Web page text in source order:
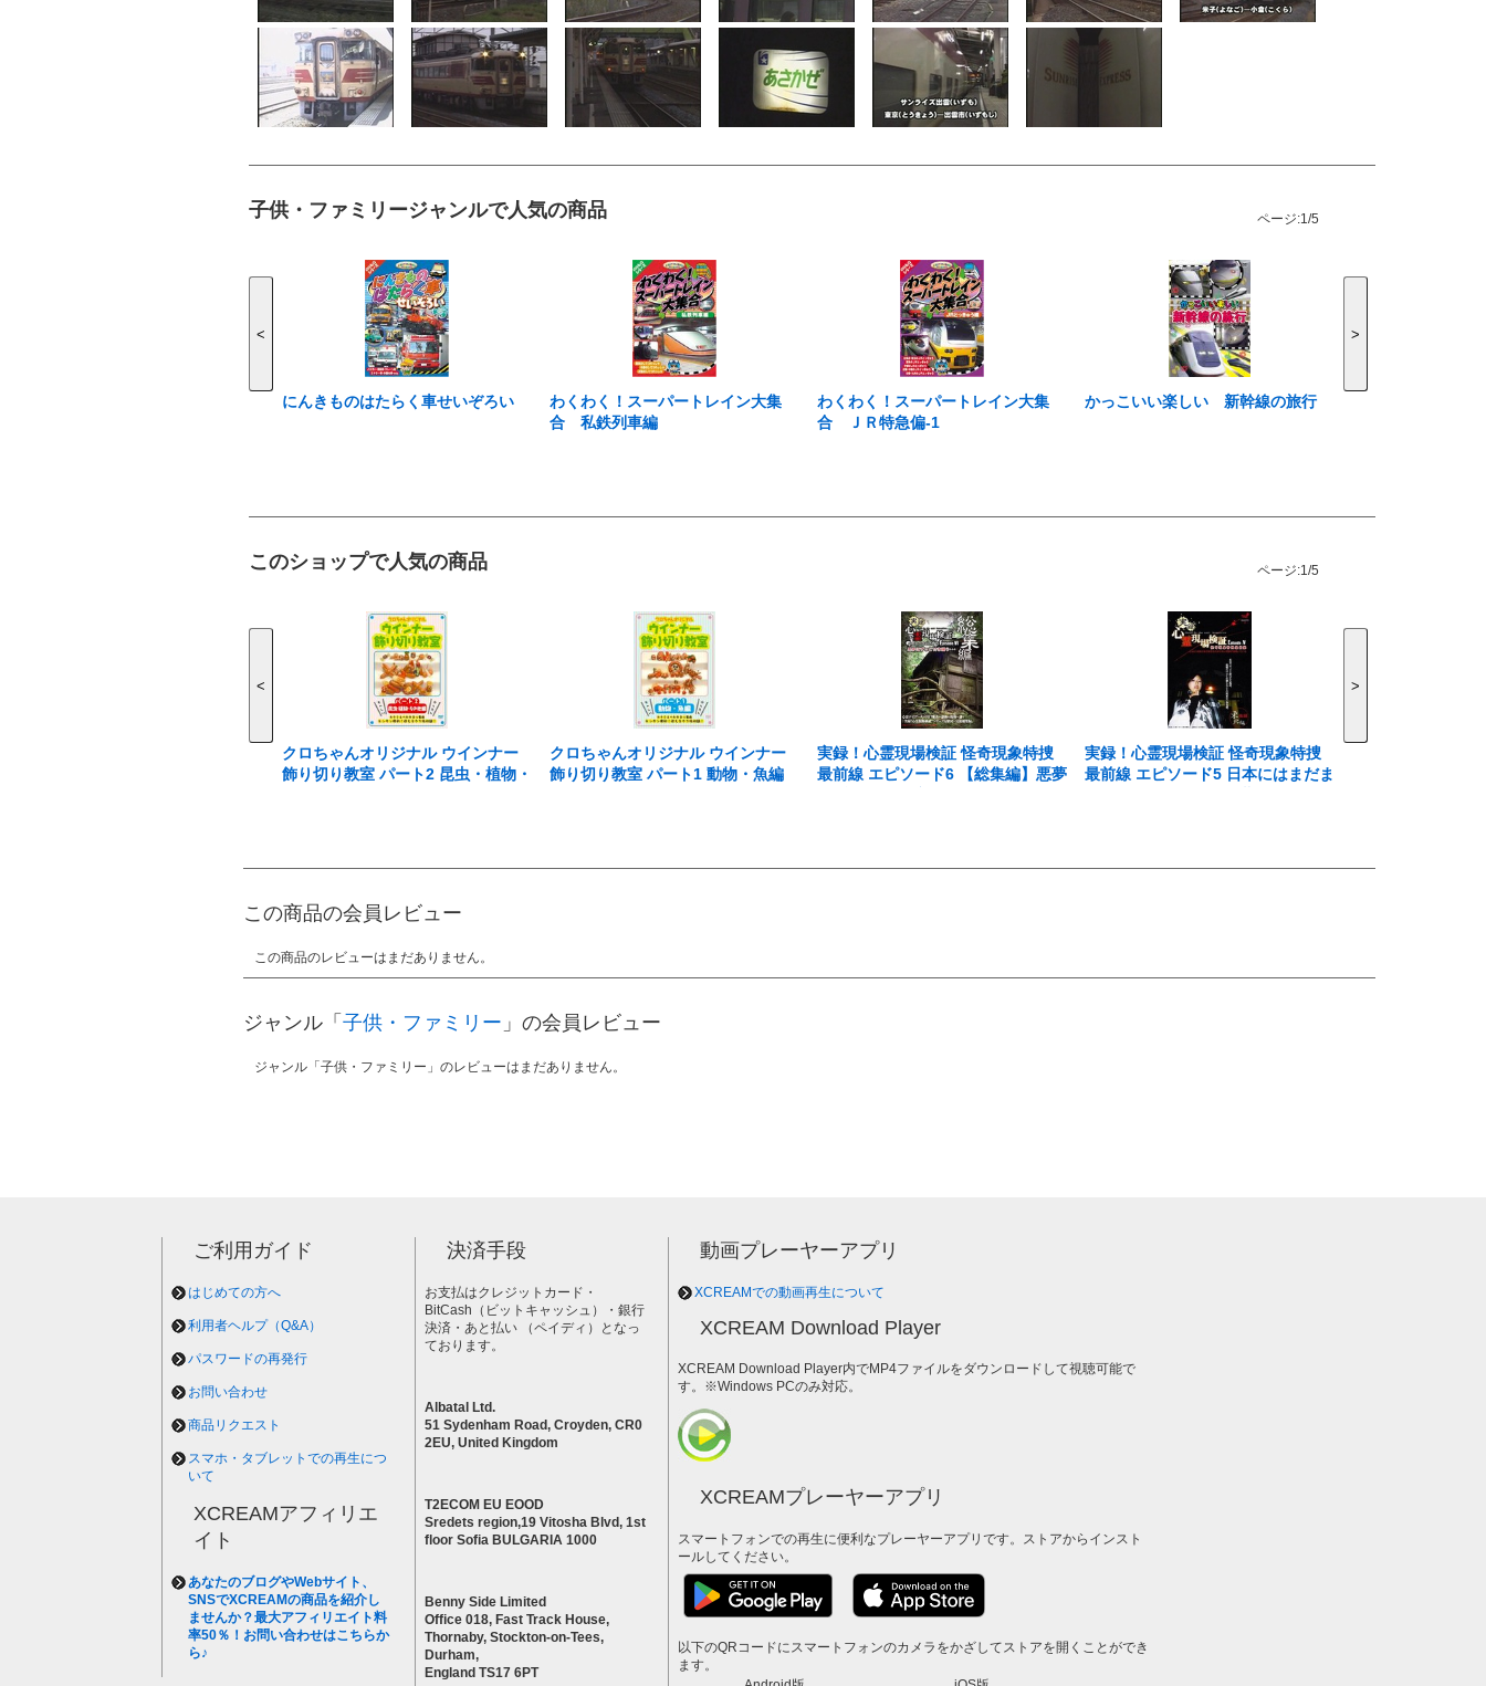
子供・ファミリージャンルで人気の商品 ページ:1/5
<
にんきものはたらく車せいぞろい
わくわく！スーパートレイン大集
合 私鉄列車編
わくわく！スーパートレイン大集
合 ＪＲ特急偏-1
かっこいい楽しい 新幹線の旅行
>
このショップで人気の商品 ページ:1/5
<
クロちゃんオリジナル ウインナー
飾り切り教室 パート2 昆虫・植物・
クロちゃんオリジナル ウインナー
飾り切り教室 パート1 動物・魚編
実録！心霊現場検証 怪奇現象特捜
最前線 エピソード6 【総集編】悪夢
実録！心霊現場検証 怪奇現象特捜
最前線 エピソード5 日本にはまだま
>
この商品の会員レビュー
この商品のレビューはまだありません。
ジャンル「 子供・ファミリー 」の会員レビュー
ジャンル「子供・ファミリー」のレビューはまだありません。
ご利用ガイド
はじめての方へ
利用者ヘルプ（Q&A）
パスワードの再発行
お問い合わせ
商品リクエスト
スマホ・タブレットでの再生につ
いて
XCREAMアフィリエ
イト
あなたのブログやWebサイト、
SNSでXCREAMの商品を紹介し
ませんか？最大アフィリエイト料
率50％！お問い合わせはこちらか
ら♪
決済手段
お支払はクレジットカード・
BitCash（ビットキャッシュ）・銀行
決済・あと払い （ペイディ）となっ
ております。
Albatal Ltd.
51 Sydenham Road, Croyden, CR0
2EU, United Kingdom
T2ECOM EU EOOD
Sredets region,19 Vitosha Blvd, 1st
floor Sofia BULGARIA 1000
Benny Side Limited
Office 018, Fast Track House,
Thornaby, Stockton-on-Tees,
Durham,
England TS17 6PT
動画プレーヤーアプリ
XCREAMでの動画再生について
XCREAM Download Player
XCREAM Download Player内でMP4ファイルをダウンロードして視聴可能で
す。※Windows PCのみ対応。
XCREAMプレーヤーアプリ
スマートフォンでの再生に便利なプレーヤーアプリです。ストアからインスト
ールしてください。
以下のQRコードにスマートフォンのカメラをかざしてストアを開くことができ
ます。